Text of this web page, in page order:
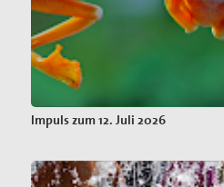
Impuls zum 12. Juli 2026